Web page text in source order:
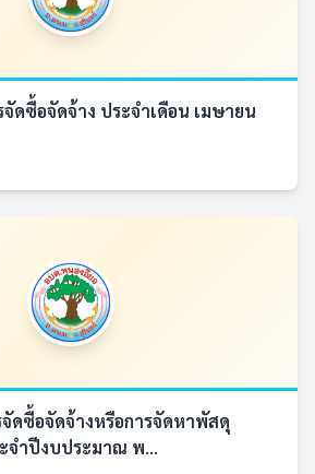
ดซื้อจัดจ้าง ประจำเดือน เมษายน
ดซื้อจัดจ้างหรือการจัดหาพัสดุ
จำปีงบประมาณ พ...